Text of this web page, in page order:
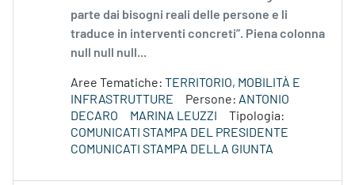
parte dai bisogni reali delle persone e li
traduce in interventi concreti”. Piena colonna
null null null...
Aree Tematiche: TERRITORIO, MOBILITÀ E
INFRASTRUTTURE
Persone: ANTONIO
DECARO
MARINA LEUZZI
Tipologia:
COMUNICATI STAMPA DEL PRESIDENTE
COMUNICATI STAMPA DELLA GIUNTA